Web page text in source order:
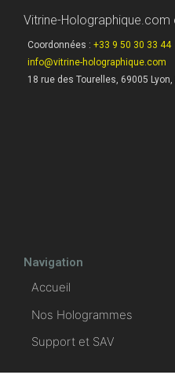
Vitrine-
Coordonnées : +33 9 50 30 33 44
info@vitrine-holographique.com
18 rue des Tourelles, 69005 Lyon,
Navigation
Accueil
Nos Hologrammes
Support et SAV